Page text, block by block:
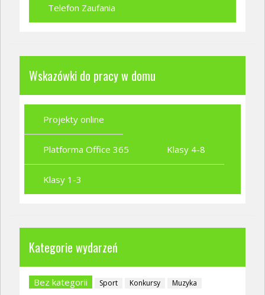
Telefon Zaufania
Wskazówki do pracy w domu
Projekty online
Platforma Office 365 Klasy 4-8
Klasy 1-3
Kategorie wydarzeń
Bez kategorii Sport Konkursy Muzyka